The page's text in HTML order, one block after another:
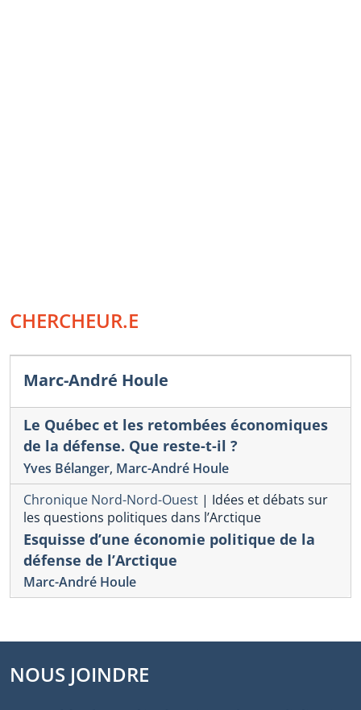
CHERCHEUR.E
Marc-André Houle
Le Québec et les retombées économiques
de la défense. Que reste-t-il ?
Yves Bélanger, Marc-André Houle
Chronique Nord-Nord-Ouest | Idées et débats sur
les questions politiques dans l’Arctique
Esquisse d’une économie politique de la
défense de l’Arctique
Marc-André Houle
NOUS JOINDRE